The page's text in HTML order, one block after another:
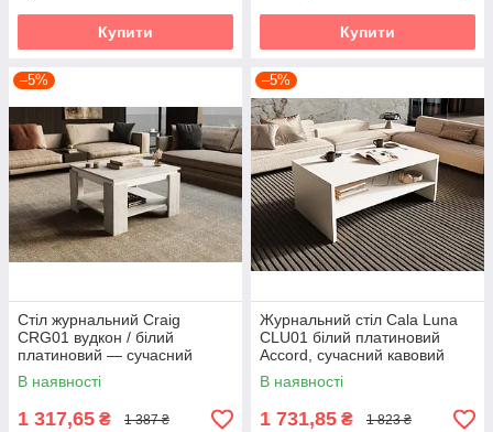
Купити Купити
–5%
Стіл журнальний Craig
CRG01 вудкон / білий
платиновий — сучасний
журнальний столик для
стильного інтер’єру Accord
В наявності
1 317,65 ₴ 1 387 ₴
–5%
Журнальний стіл Cala Luna
CLU01 білий платиновий
Accord, сучасний кавовий
столик у стилі мінімалізм
В наявності
1 731,85 ₴ 1 823 ₴